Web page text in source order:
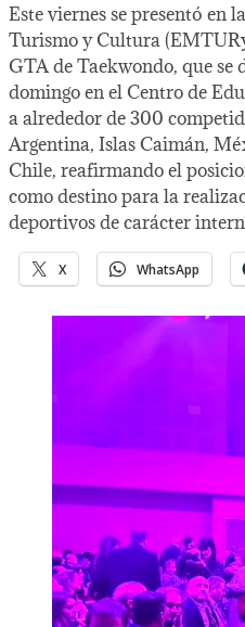
Este viernes se presentó en
Turismo y Cultura
GTA de Taekwondo, que se
domingo en el Centro de
a alrededor de 300
Argentina, Islas Caimán,
Chile, reafirmando el
como destino para la
deportivos de carácter
X WhatsApp